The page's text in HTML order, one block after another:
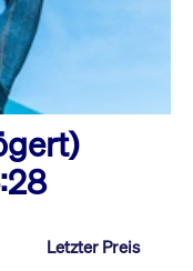
Letzter Preis